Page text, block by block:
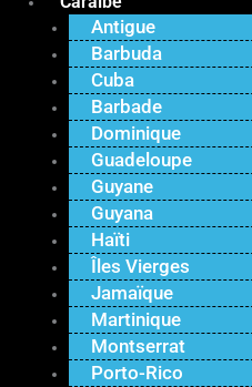
Antigue
Barbuda
Cuba
Barbade
Dominique
Guadeloupe
Guyane
Guyana
Haïti
Îles Vierges
Jamaïque
Martinique
Montserrat
Porto-Rico